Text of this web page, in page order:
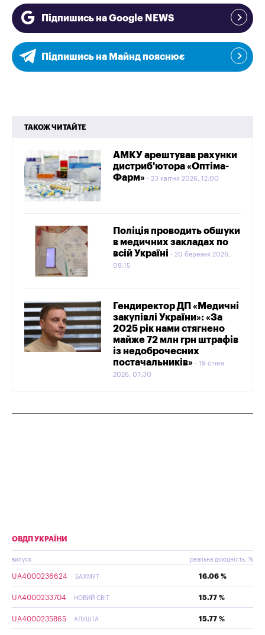
Підпишись на Google NEWS
Підпишись на Майнд пояснює
ТАКОЖ ЧИТАЙТЕ
АМКУ арештував рахунки
дистриб'ютора «Оптіма-
Фарм»
23 квітня 2026, 12:00
Поліція проводить обшуки
в медичних закладах по
всій Україні
20 березня 2026,
09:15
Гендиректор ДП «Медичні
закупівлі України»: «За
2025 рік нами стягнено
майже 72 млн грн штрафів
із недоброчесних
постачальників»
19 січня
2026, 07:30
ОВДП УКРАЇНИ
випуск реальна дохідність, %
UA4000236624 БАХМУТ 16.06 %
UA4000233704 НОВИЙ СВІТ 15.77 %
UA4000235865 АЛУШТА 15.77 %